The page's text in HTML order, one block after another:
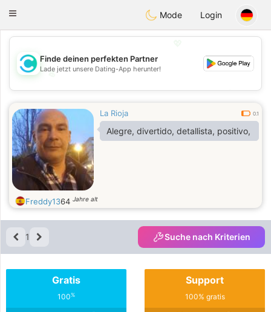
olombiaCitas
Toggle
Mode Login
💖
💕
Finde deinen perfekten Partner
Lade jetzt unsere Dating-App herunter!
La Rioja 0.1
Alegre, divertido, detallista, positivo,
Freddy1364 Jahre alt
1 Suche nach Kriterien
Gratis
100%
Support
100% gratis